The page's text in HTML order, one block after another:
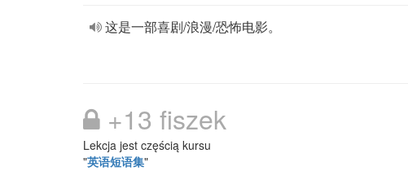
这是一部喜剧/浪漫/恐怖电影。
+13 fiszek
Lekcja jest częścią kursu
"英语短语集"